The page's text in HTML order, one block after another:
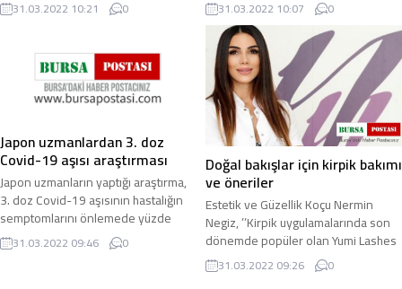
... 31.03.2022 10:21 0 artacağını ...
31.03.2022 10:07 0
Japon uzmanlardan 3. doz
Covid-19 aşısı araştırması
Japon uzmanların yaptığı araştırma,
3. doz Covid-19 aşısının hastalığın
semptomlarını önlemede yüzde
68.7 etkili olduğunu ortaya koydu.
Covid-19 ...
31.03.2022 09:46 0
Doğal bakışlar için kirpik bakımı
ve öneriler
Estetik ve Güzellik Koçu Nermin
Negiz, ’’Kirpik uygulamalarında son
dönemde popüler olan Yumi Lashes
Yöntemi’ni uyguluyoruz. Profesyonel
Kirpik ...
31.03.2022 09:26 0